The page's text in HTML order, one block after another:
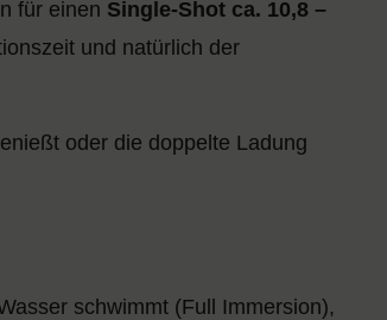
für einen Single-Shot ca. 10,8 –
und natürlich der
oder die doppelte Ladung
schwimmt (Full Immersion),